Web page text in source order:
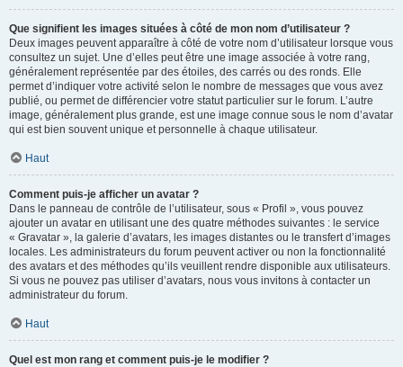
Que signifient les images situées à côté de mon nom d’utilisateur ?
Deux images peuvent apparaître à côté de votre nom d’utilisateur lorsque vous
consultez un sujet. Une d’elles peut être une image associée à votre rang,
généralement représentée par des étoiles, des carrés ou des ronds. Elle
permet d’indiquer votre activité selon le nombre de messages que vous avez
publié, ou permet de différencier votre statut particulier sur le forum. L’autre
image, généralement plus grande, est une image connue sous le nom d’avatar
qui est bien souvent unique et personnelle à chaque utilisateur.
Haut
Comment puis-je afficher un avatar ?
Dans le panneau de contrôle de l’utilisateur, sous « Profil », vous pouvez
ajouter un avatar en utilisant une des quatre méthodes suivantes : le service
« Gravatar », la galerie d’avatars, les images distantes ou le transfert d’images
locales. Les administrateurs du forum peuvent activer ou non la fonctionnalité
des avatars et des méthodes qu’ils veuillent rendre disponible aux utilisateurs.
Si vous ne pouvez pas utiliser d’avatars, nous vous invitons à contacter un
administrateur du forum.
Haut
Quel est mon rang et comment puis-je le modifier ?